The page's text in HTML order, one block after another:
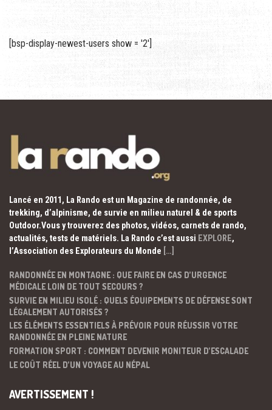
[bsp-display-newest-users show = '2']
Lancé en 2011, La Rando est un Magazine de randonnée, de
trekking, d’alpinisme, de survie en milieu naturel & de sports
Outdoor.Vous y trouverez des photos, vidéos, carnets de rando,
actualités, tests de matériels. La Rando c’est aussi EXPLORE,
l’Association des Explorateurs du Monde […]
RANDONNÉE EN MONTAGNE : QUE FAIRE EN CAS D’URGENCE
MÉDICALE LOIN DE TOUT SECOURS ?
SURVIE EN MILIEU ISOLÉ : QUELS ÉQUIPEMENTS DE DÉFENSE SONT
LÉGALEMENT AUTORISÉS ?
LES ÉLÉMENTS ESSENTIELS À PRÉVOIR POUR RÉUSSIR VOTRE
RANDONNÉE EN PLEINE NATURE
FORMATION SPORT : COMMENT DEVENIR MONITEUR D’ESCALADE
LE COÛT RÉEL D’UN VOYAGE AU NÉPAL
AVERTISSEMENT !